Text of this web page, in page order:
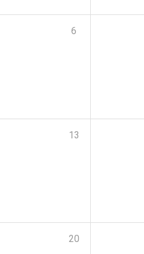
6
13
20